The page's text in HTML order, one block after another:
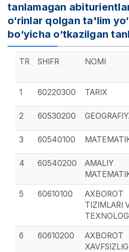
tanlamagan
o‘rinlar qolgan ta'lim
bo‘yicha o‘tkazilgan
TR SHIFR NOMI
1 60220300 TARIX
2 60530200
3 60540100
4 60540200
AMALIY
5 60610100
AXBOROT
TIZIMLARI
6 60610200
AXBOROT